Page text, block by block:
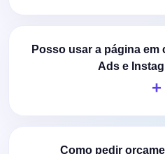
Posso usar a página em
Ads e
Como pedir